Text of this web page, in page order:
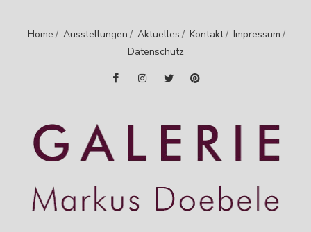
Home / Ausstellungen / Aktuelles / Kontakt/ Impressum /
Datenschutz